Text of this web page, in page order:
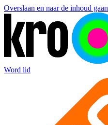
Overslaan en naar de inhoud gaan
Word lid